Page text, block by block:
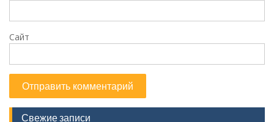
Сайт
Свежие записи